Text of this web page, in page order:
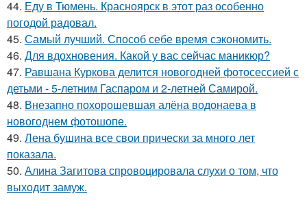
44. Еду в Тюмень. Красноярск в этот раз особенно
погодой радовал.
45. Самый лучший. Способ себе время сэкономить.
46. Для вдохновения. Какой у вас сейчас маникюр?
47. Равшана Куркова делится новогодней фотосессией с
детьми - 5-летним Гаспаром и 2-летней Самирой.
48. Внезапно похорошевшая алёна водонаева в
новогоднем фотошопе.
49. Лена бушина все свои прически за много лет
показала.
50. Алина Загитова спровоцировала слухи о том, что
выходит замуж.